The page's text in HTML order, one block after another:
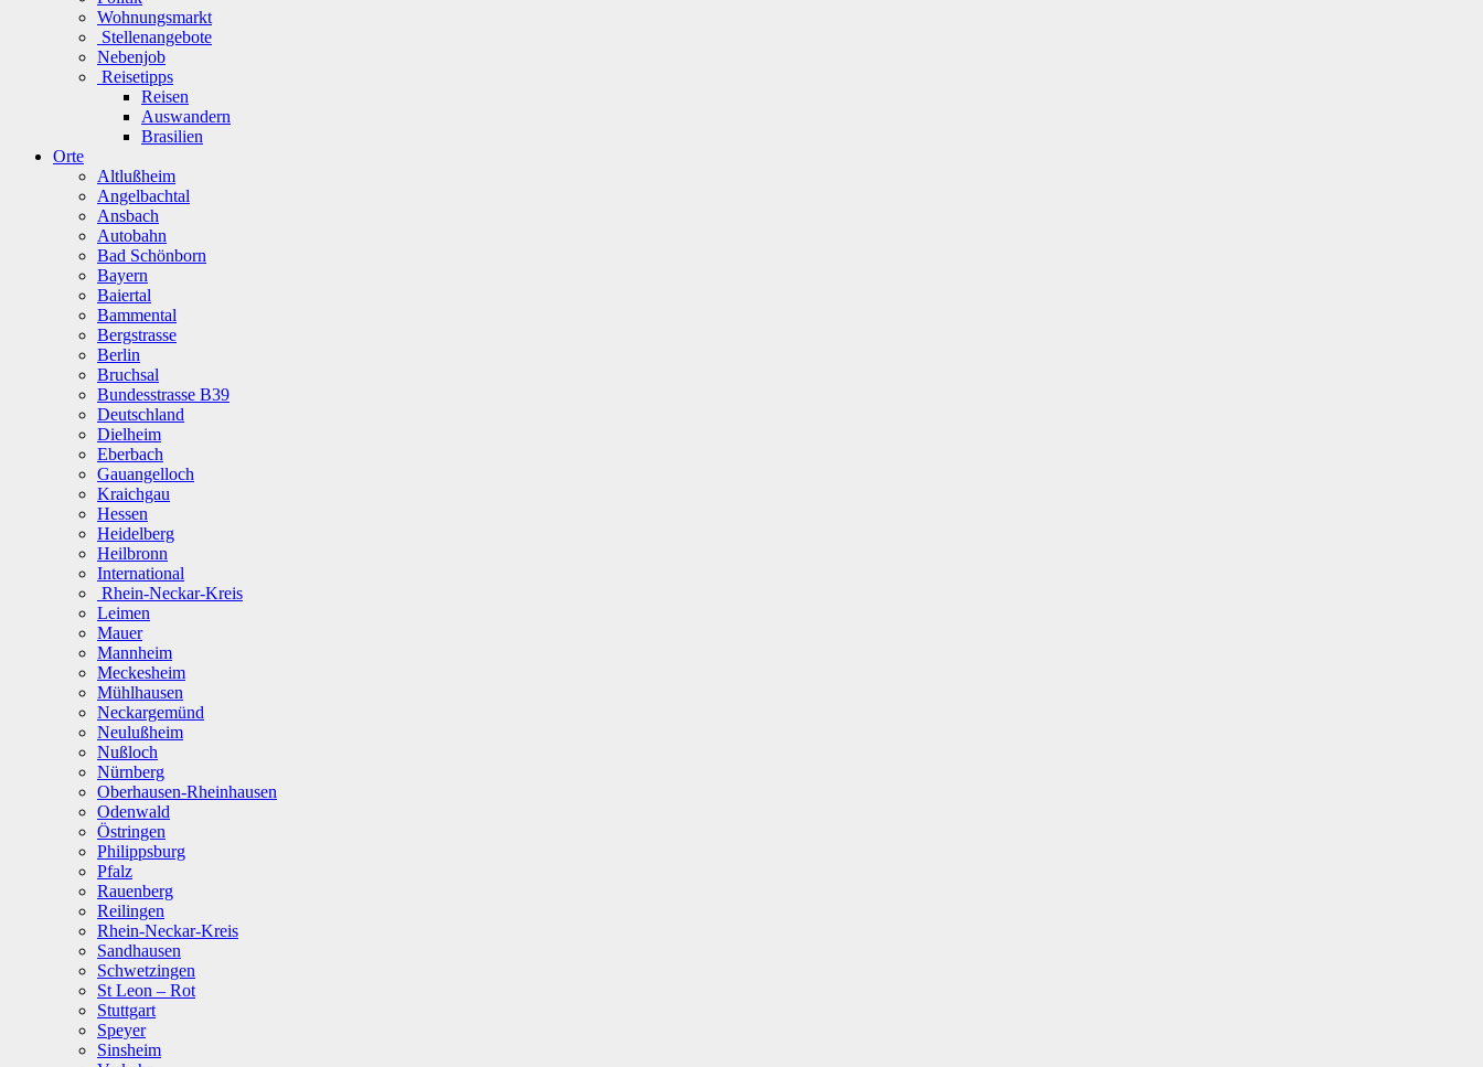
Wohnungsmarkt
Stellenangebote
Nebenjob
Reisetipps
Reisen
Auswandern
Brasilien
Orte
Altlußheim
Angelbachtal
Ansbach
Autobahn
Bad Schönborn
Bayern
Baiertal
Bammental
Bergstrasse
Berlin
Bruchsal
Bundesstrasse B39
Deutschland
Dielheim
Eberbach
Gauangelloch
Kraichgau
Hessen
Heidelberg
Heilbronn
International
Rhein-Neckar-Kreis
Leimen
Mauer
Mannheim
Meckesheim
Mühlhausen
Neckargemünd
Neulußheim
Nußloch
Nürnberg
Oberhausen-Rheinhausen
Odenwald
Östringen
Philippsburg
Pfalz
Rauenberg
Reilingen
Rhein-Neckar-Kreis
Sandhausen
Schwetzingen
St Leon – Rot
Stuttgart
Speyer
Sinsheim